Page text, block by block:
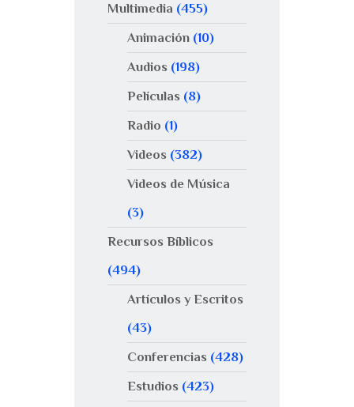
Multimedia (455)
Animación(10)
Audios (198)
Películas (8)
Radio (1)
Videos (382)
Videos de Música
(3)
Recursos Bíblicos
(494)
Artículos y Escritos
(43)
Conferencias (428)
Estudios (423)